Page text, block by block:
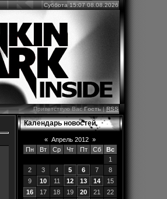
Суббота 15:07 08.08.2026
Приветствую ВасГость|RSS
Календарь новостей
« Апрель 2012 »
Пн
Вт Ср Чт Пт Сб
Вс
1
2
3 4 5 6 7
8
9
10 11 12 13 14
15
16
17 18 19 20 21
22